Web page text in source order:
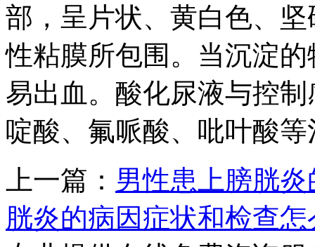
部，呈片状、黄白色、
性粘膜所包围。当沉淀
易出血。酸化尿液与控
啶酸、氟哌酸、吡叶酸等
上一篇： 男性患上膀胱
胱炎的病因症状和检查怎